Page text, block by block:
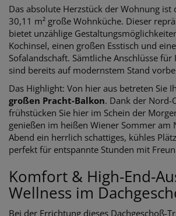
Das absolute Herzstück der Wohnung ist
30,11 m² große Wohnküche. Dieser
bietet unzählige
Kochinsel, einen großen Esstisch und
Sofalandschaft. Sämtliche Anschlüsse
sind bereits auf modernstem Stand
Das Highlight: Von hier aus betreten Sie
großen Pracht-Balkon. Dank der Nord-
frühstücken Sie hier im Schein der
genießen im heißen Wiener Sommer am
Abend ein herrlich schattiges, kühles
perfekt für entspannte Stunden mit
Komfort & High-End-
Wellness im
Bei der Errichtung dieses Dachgeschoß-